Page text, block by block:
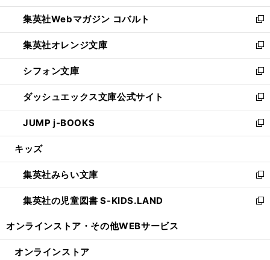
開
く
ウ
で
開
く
ン
ド
ウ
で
開
く
ウ
ィ
ン
ド
ウ
で
開
く
集英社Webマガジン コバルト
新
し
い
ウ
ィ
ン
ド
ウ
で
開
集英社オレンジ文庫
新
し
い
ウ
ィ
ン
ド
ウ
開
く
シフォン文庫
新
し
い
ウ
ィ
ン
ウ
で
開
く
ダッシュエックス文庫公式サイト
新
し
い
ウ
ン
ド
ウ
で
JUMP j-BOOKS
新
し
ウ
ィ
ン
ド
開
キッズ
集英社みらい文庫
新
し
い
ン
集英社の児童図書 S-KIDS.LAND
新
ウ
オンラインストア・ その他WEBサービス
オンラインストア